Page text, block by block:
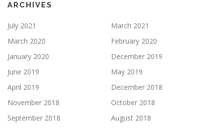
ARCHIVES
July 2021
March 2021
March 2020
February 2020
January 2020
December 2019
June 2019
May 2019
April 2019
December 2018
November 2018
October 2018
September 2018
August 2018